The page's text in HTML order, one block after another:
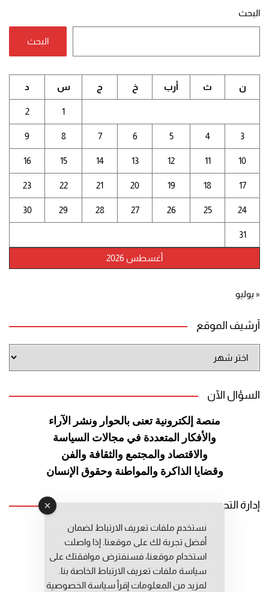
البحث
البحث
أغسطس 2026
ن ث أرب خ ج س د
1
2
3
4
5
6
7
8
9
10
11
12
13
14
15
16
17
18
19
20
21
22
23
24
25
26
27
28
29
30
31
« يوليو
أرشيف الموقع
الموقع
السؤال الآن
منصة إلكترونية تعنى بالحوار ونشر الآراء
والأفكار المتعددة في مجالات السياسة
والاقتصاد والمجتمع والثقافة والفن
وقضايا الذاكرة والمواطنة وحقوق الإنسان
إدارة التحرير
رئيس التحرير: عبد الرحيم التوراني
رئيس التحرير المساعد: المعطي قبال
مديرة التحرير: فاطمة حوحو
نستخدم ملفات تعريف الارتباط لضمان
أفضل تجربة لك على موقعنا. إذا واصلت
استخدام موقعنا، فسنفترض موافقتك على
سياسة ملفات تعريف الارتباط الخاصة بنا.
لمزيد من المعلومات إقرأ سياسة الخصوصية